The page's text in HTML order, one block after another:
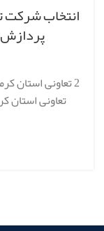
انتخاب شرکت
پردازش
تعاونی استان